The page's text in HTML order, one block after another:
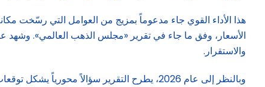
هذا الأداء القوي جاء مدعوماً بمزيج من العوامل التي رسّخت
والاستقرار.
وبالنظر إلى عام 2026، يطرح التقرير سؤالاً